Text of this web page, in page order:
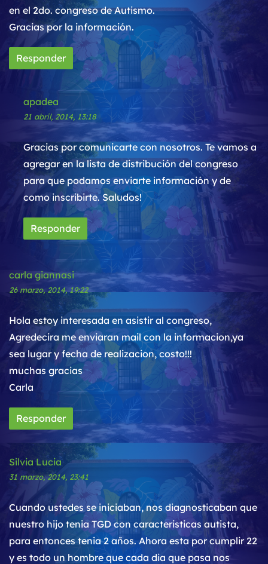
en el 2do. congreso de Autismo.
Gracias por la información.
Responder
apadea
21 abril, 2014, 13:18
Gracias por comunicarte con nosotros. Te vamos a
agregar en la lista de distribución del congreso
para que podamos enviarte información y de
como inscribirte. Saludos!
Responder
carla giannasi
26 marzo, 2014, 19:22
Hola estoy interesada en asistir al congreso,
Agredecira me enviaran mail con la informacion,ya
sea lugar y fecha de realizacion, costo!!!
muchas gracias
Carla
Responder
Silvia Lucia
31 marzo, 2014, 23:41
Cuando ustedes se iniciaban, nos diagnosticaban que
nuestro hijo tenia TGD con caracteristicas autista,
para entonces tenia 2 años. Ahora esta por cumplir 22
y es todo un hombre que cada dia que pasa nos